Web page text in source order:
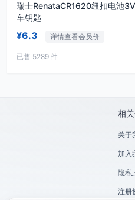
瑞士RenataCR1620纽扣电池
车钥匙
¥6.3 详情查看会员价
已售 5289 件
相
关于
加入
隐私
注册